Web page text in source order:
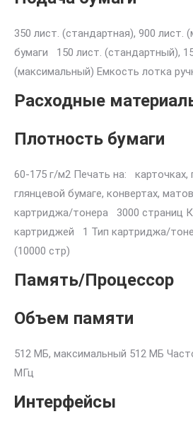
350 лист. (стандартная), 900 лист.
бумаги 150 лист. (стандартный),
(максимальный) Емкость лотка
Расходные
Плотность бумаги
60-175 г/м2 Печать на: карточках,
глянцевой бумаге, конвертах,
картриджа/тонера 3000 страниц
картриджей 1 Тип картриджа/
(10000 стр)
Память/Процессор
Объем памяти
512 МБ, максимальный 512 МБ
МГц
Интерфейсы